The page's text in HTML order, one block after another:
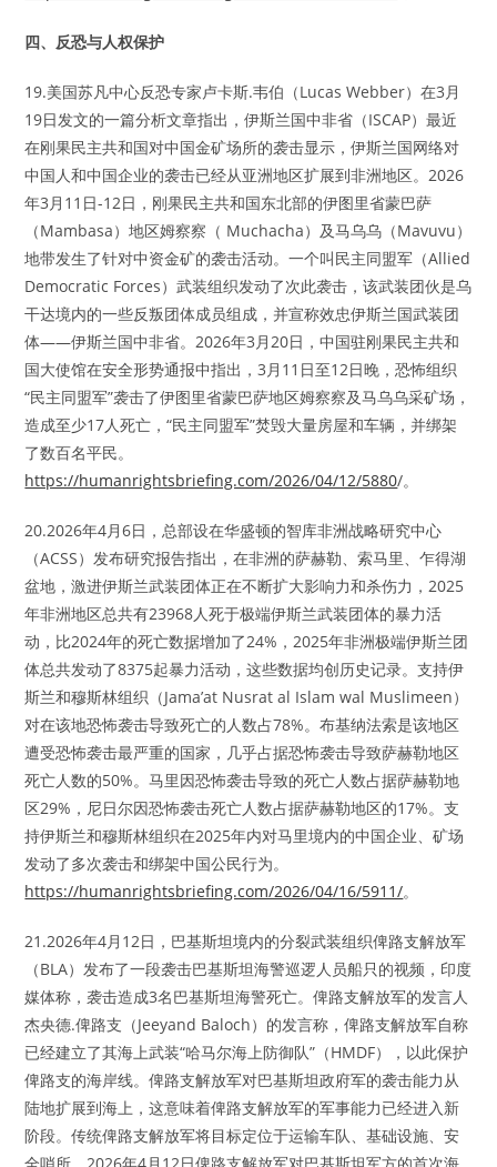
四、反恐与人权保护
19.美国苏凡中心反恐专家卢卡斯.韦伯（Lucas Webber）在3月
19日发文的一篇分析文章指出，伊斯兰国中非省（ISCAP）最近
在刚果民主共和国对中国金矿场所的袭击显示，伊斯兰国网络对
中国人和中国企业的袭击已经从亚洲地区扩展到非洲地区。2026
年3月11日-12日，刚果民主共和国东北部的伊图里省蒙巴萨
（Mambasa）地区姆察察（ Muchacha）及马乌乌（Mavuvu）
地带发生了针对中资金矿的袭击活动。一个叫民主同盟军（Allied
Democratic Forces）武装组织发动了次此袭击，该武装团伙是乌
干达境内的一些反叛团体成员组成，并宣称效忠伊斯兰国武装团
体——伊斯兰国中非省。2026年3月20日，中国驻刚果民主共和
国大使馆在安全形势通报中指出，3月11日至12日晚，恐怖组织
“民主同盟军”袭击了伊图里省蒙巴萨地区姆察察及马乌乌采矿场，
造成至少17人死亡，“民主同盟军”焚毁大量房屋和车辆，并绑架
了数百名平民。
https://humanrightsbriefing.com/2026/04/12/5880/。
20.2026年4月6日，总部设在华盛顿的智库非洲战略研究中心
（ACSS）发布研究报告指出，在非洲的萨赫勒、索马里、乍得湖
盆地，激进伊斯兰武装团体正在不断扩大影响力和杀伤力，2025
年非洲地区总共有23968人死于极端伊斯兰武装团体的暴力活
动，比2024年的死亡数据增加了24%，2025年非洲极端伊斯兰团
体总共发动了8375起暴力活动，这些数据均创历史记录。支持伊
斯兰和穆斯林组织（Jama’at Nusrat al Islam wal Muslimeen）
对在该地恐怖袭击导致死亡的人数占78%。布基纳法索是该地区
遭受恐怖袭击最严重的国家，几乎占据恐怖袭击导致萨赫勒地区
死亡人数的50%。马里因恐怖袭击导致的死亡人数占据萨赫勒地
区29%，尼日尔因恐怖袭击死亡人数占据萨赫勒地区的17%。支
持伊斯兰和穆斯林组织在2025年内对马里境内的中国企业、矿场
发动了多次袭击和绑架中国公民行为。
https://humanrightsbriefing.com/2026/04/16/5911/。
21.2026年4月12日，巴基斯坦境内的分裂武装组织俾路支解放军
（BLA）发布了一段袭击巴基斯坦海警巡逻人员船只的视频，印度
媒体称，袭击造成3名巴基斯坦海警死亡。俾路支解放军的发言人
杰央德.俾路支（Jeeyand Baloch）的发言称，俾路支解放军自称
已经建立了其海上武装“哈马尔海上防御队”（HMDF），以此保护
俾路支的海岸线。俾路支解放军对巴基斯坦政府军的袭击能力从
陆地扩展到海上，这意味着俾路支解放军的军事能力已经进入新
阶段。传统俾路支解放军将目标定位于运输车队、基础设施、安
全哨所。2026年4月12日俾路支解放军对巴基斯坦军方的首次海